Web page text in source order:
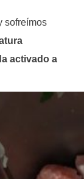
sofreímos
activado a